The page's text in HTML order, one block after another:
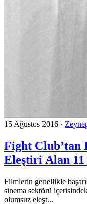
15 Ağustos 2016 ·
Fight Club’tan
Eleştiri Alan
Filmlerin genellikle
sinema sektörü
olumsuz eleşt...